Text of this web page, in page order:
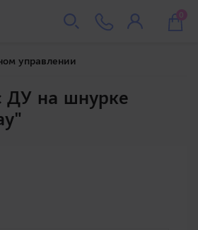
0
управлении
ДУ на шнурке